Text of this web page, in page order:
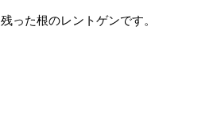
残った根のレントゲンです。